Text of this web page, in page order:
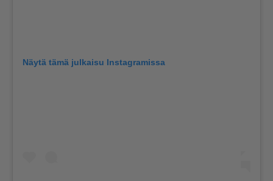
Näytä tämä julkaisu Instagramissa